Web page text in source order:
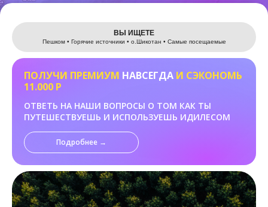
Leaflet
ВЫ ИЩЕТЕ
Пешком • Горячие источники • о.Шикотан • Самые посещаемые
ПОЛУЧИ ПРЕМИУМ НАВСЕГДА И СЭКОНОМЬ
11.000 Р
ОТВЕТЬ НА НАШИ ВОПРОСЫ О ТОМ КАК ТЫ
ПУТЕШЕСТВУЕШЬ И ИСПОЛЬЗУЕШЬ ИДИЛЕСОМ
Подробнее →